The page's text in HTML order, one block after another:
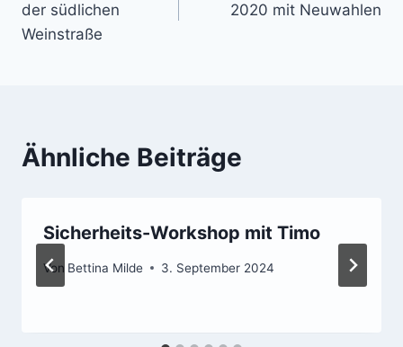
der südlichen
Weinstraße
2020 mit Neuwahlen
Ähnliche Beiträge
Sicherheits-Workshop mit Timo
Von Bettina Milde 3. September 2024